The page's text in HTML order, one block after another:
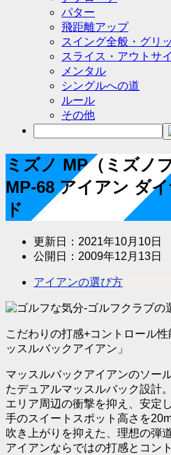
パター
飛距離アップ
スイング全般・グリ
スライス・アウトサ
メンタル
シングルへの道
ルール
その他
ミズノ MP（ミズノ
MP-68 アイアン ダ
ド
更新日： 2021年10月10日
公開日： 2009年12月13日
アイアンの選び方
こだわりの打感+コントロール
ッスルバックアイアン」
マッスルバックアイアンのソー
たデュアルマッスルバック設計
エリア周辺の衝撃を抑え、安定
手のスイートスポット高さを
吹き上がりを抑えた、理想の弾
アイアンならではの打感とコン